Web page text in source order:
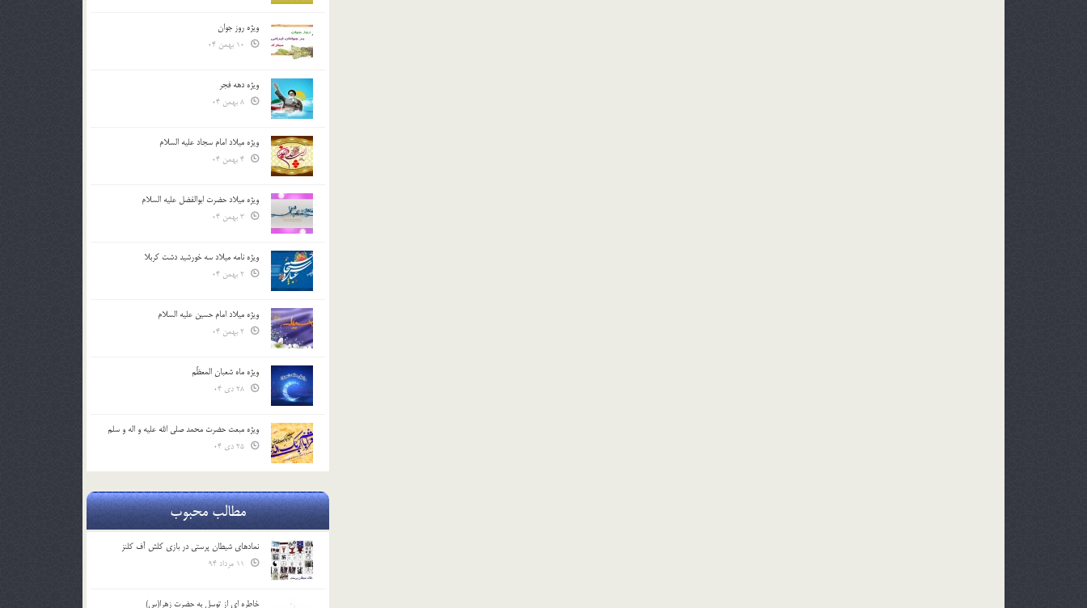
ویژه روز جوان
ویژه دهه فجر
ویژه میلاد امام سجاد علیه السلام
ویژه میلاد حضرت ابوالفضل علیه السلام
ویژه نامه میلاد سه خورشید دشت کربلا
ویژه میلاد امام حسین علیه السلام
ویژه ماه شعبان المعظّم
ویژه مبعث حضرت محمد صلی الله علیه و اله و سلم
مطالب محبوب
نمادهای شیطان پرستی در بازی کلش آف کلنز
خاطره ای از توسل به حضرت زهرا(س)